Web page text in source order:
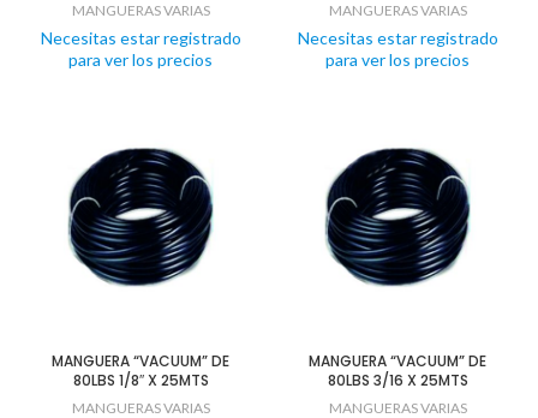
MANGUERAS VARIAS
Necesitas estar registrado
para ver los precios
MANGUERAS VARIAS
Necesitas estar registrado
para ver los precios
MANGUERA “VACUUM” DE
80LBS 1/8″ X 25MTS
MANGUERAS VARIAS
MANGUERA “VACUUM” DE
80LBS 3/16 X 25MTS
MANGUERAS VARIAS